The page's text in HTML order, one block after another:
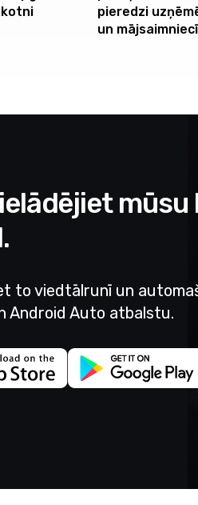
pieredzi
un
to viedtālrunī un
Android Auto atbalstu.